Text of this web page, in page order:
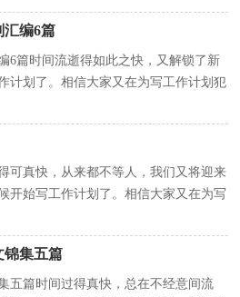
汇编6篇
6篇时间流逝得如此之快，又解锁了新
计划了。相信大家又在为写工作计划犯
理的幼儿园年度工作计...
可真快，从来都不等人，我们又将迎来
开始写工作计划了。相信大家又在为写
编精心整理的新公司财务...
锦集五篇
五篇时间过得真快，总在不经意间流